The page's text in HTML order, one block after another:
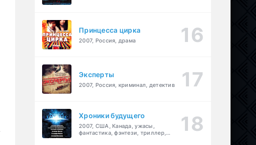
Принцесса цирка
2007, Россия, драма
Эксперты
2007, Россия, криминал, детектив
Хроники будущего
2007, США, Канада, ужасы,
фантастика, фэнтези, триллер,